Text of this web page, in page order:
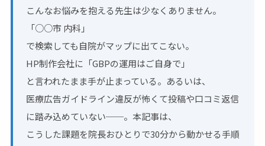
こんなお悩みを抱える先生は少なくありません。
「○○市 内科」
で検索しても自院がマップに出てこない。
HP制作会社に「GBPの運用はご自身で」
と言われたまま手が止まっている。あるいは、
医療広告ガイドライン違反が怖くて投稿や口コミ返信
に踏み込めていない──。本記事は、
こうした課題を院長おひとりで30分から動かせる手順